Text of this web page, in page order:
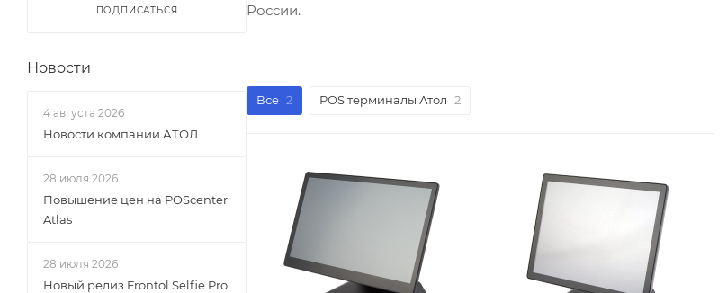
России.
Все 2 POS терминалы Атол 2
ПОДПИСАТЬСЯ
Новости
4 августа 2026
Новости компании АТОЛ
28 июля 2026
Повышение цен на POScenter
Atlas
28 июля 2026
Новый релиз Frontol Selfie Pro